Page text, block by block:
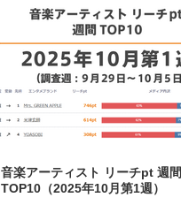
音楽アーティスト リーチpt 週間
TOP10（2025年10月第1週）